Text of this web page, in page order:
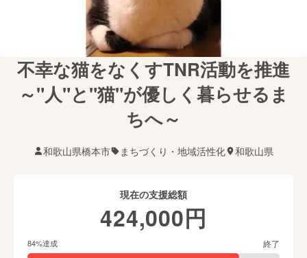
不幸な猫をなくすTNR活動を推進
～"人"と"猫"が優しく暮らせるま
ちへ～
和歌山県橋本市 まちづくり・地域活性化 和歌山県
現在の支援総額
424,000円
84%達成 終了